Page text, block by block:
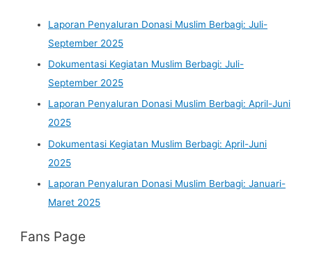
Laporan Penyaluran Donasi Muslim Berbagi: Juli-
September 2025
Dokumentasi Kegiatan Muslim Berbagi: Juli-
September 2025
Laporan Penyaluran Donasi Muslim Berbagi: April-Juni
2025
Dokumentasi Kegiatan Muslim Berbagi: April-Juni
2025
Laporan Penyaluran Donasi Muslim Berbagi: Januari-
Maret 2025
Fans Page